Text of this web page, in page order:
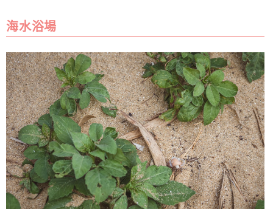
海水浴場